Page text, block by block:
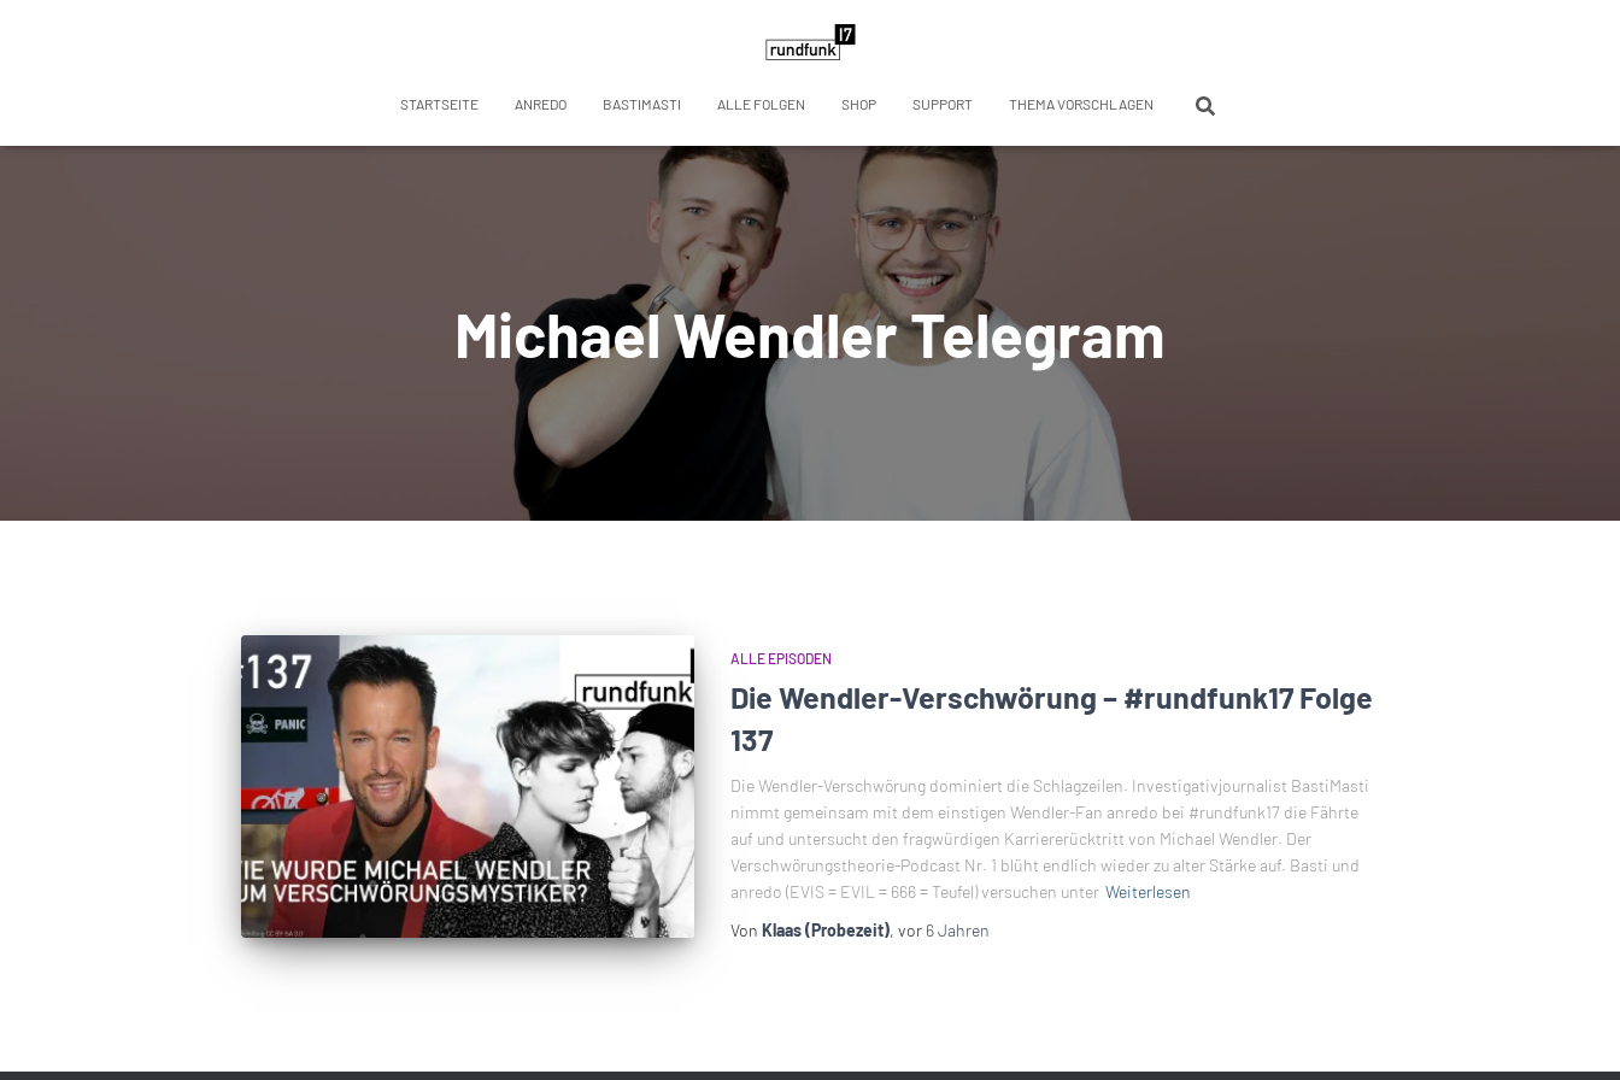
STARTSEITE ANREDO BASTIMASTI ALLE FOLGEN SHOP SUPPORT THEMA VORSCHLAGEN
Michael Wendler Telegram
ALLE EPISODEN
Die Wendler-Verschwörung – #rundfunk17 Folge
137
Die Wendler-Verschwörung dominiert die Schlagzeilen. Investigativjournalist BastiMasti
nimmt gemeinsam mit dem einstigen Wendler-Fan anredo bei #rundfunk17 die Fährte
auf und untersucht den fragwürdigen Karriererücktritt von Michael Wendler. Der
Verschwörungstheorie-Podcast Nr. 1 blüht endlich wieder zu alter Stärke auf. Basti und
anredo (EVIS = EVIL = 666 = Teufel) versuchen unter Weiterlesen
Von Klaas (Probezeit), vor 6 Jahren